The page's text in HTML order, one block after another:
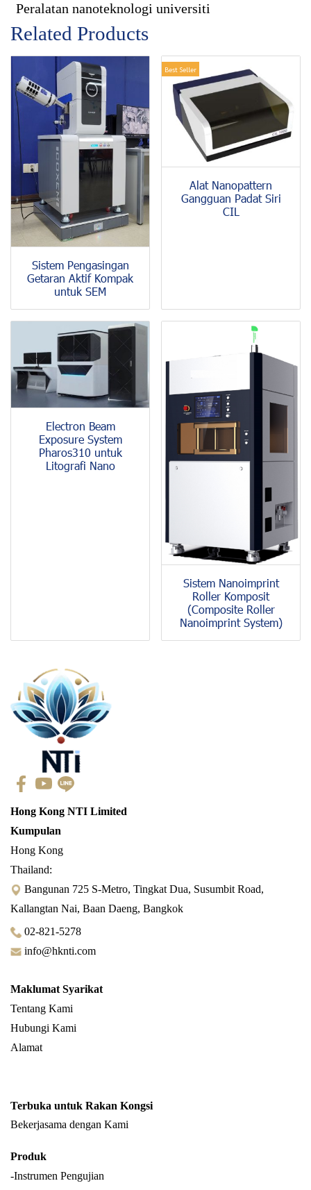
Peralatan nanoteknologi universiti
Related Products
Sistem Pengasingan
Getaran Aktif Kompak
untuk SEM
Best Seller
Alat Nanopattern
Gangguan Padat Siri
CIL
Electron Beam
Exposure System
Pharos310 untuk
Litografi Nano
Sistem Nanoimprint
Roller Komposit
(Composite Roller
Nanoimprint System)
Hong Kong NTI Limited
Kumpulan
Hong Kong
Thailand:
Bangunan 725 S-Metro, Tingkat Dua, Susumbit Road,
Kallangtan Nai, Baan Daeng, Bangkok
02-821-5278
info@hknti.com
Maklumat Syarikat
Tentang Kami
Hubungi Kami
Alamat
Terbuka untuk Rakan Kongsi
Bekerjasama dengan Kami
Produk
-Instrumen Pengujian